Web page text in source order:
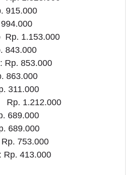
915.000
Rp. 1.153.000
843.000
Rp. 853.000
863.000
311.000
Rp. 1.212.000
689.000
689.000
753.000
Rp. 413.000